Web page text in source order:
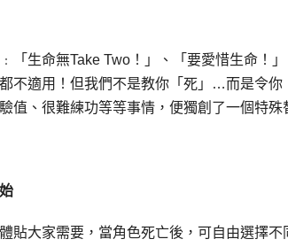
「生命無Take Two！」、「要愛惜生命
不適用！但我們不是教你「死」…而是令
值、很難練功等等事情，便獨創了一個特
體貼大家需要，當角色死亡後，可自由選擇